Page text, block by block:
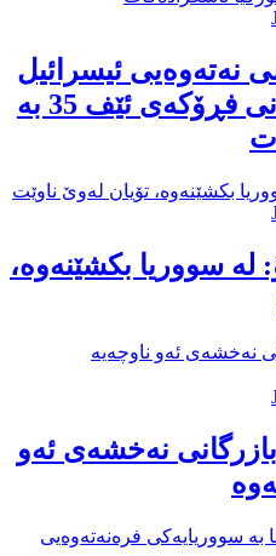
نەتەوەیی ئیسرائیل
مەترسیەكانی پێدانی فڕۆكەی ئێف 35 بە
لە سووریا بکشێنەوە،
نەخشەى ئەو